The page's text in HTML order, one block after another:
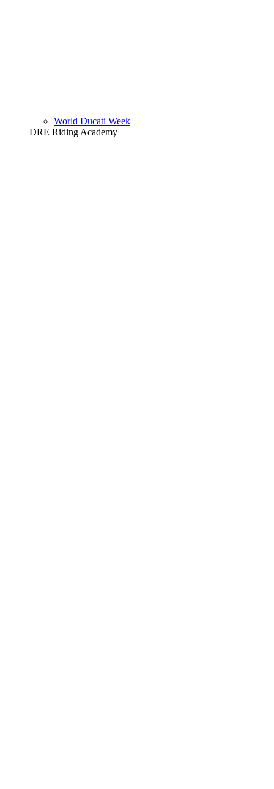
World Ducati Week
DRE Riding Academy